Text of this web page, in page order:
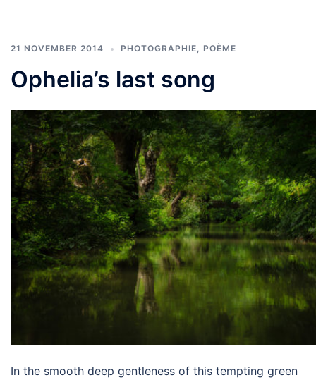
21 NOVEMBER 2014 PHOTOGRAPHIE, POÈME
Ophelia’s last song
In the smooth deep gentleness of this tempting green